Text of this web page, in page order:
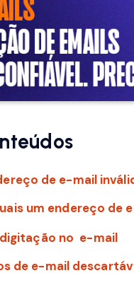
de e-mail
um endereço de
no e-mail
de e-mail